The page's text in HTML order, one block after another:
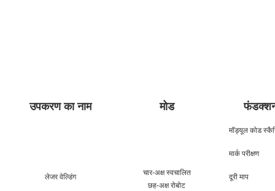
उपकरण का नाम मोड
लेजर वेल्डिंग
चार-अक्ष स्वचालित
छह-अक्ष रोबोट
मॉड्यूल कोड
मार्क परीक्षण
दूरी माप